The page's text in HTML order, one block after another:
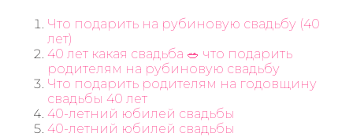
Что подарить на рубиновую свадьбу (40
лет)
40 лет какая свадьба 🥗 что подарить
родителям на рубиновую свадьбу
Что подарить родителям на годовщину
свадьбы 40 лет
40-летний юбилей свадьбы
40-летний юбилей свадьбы